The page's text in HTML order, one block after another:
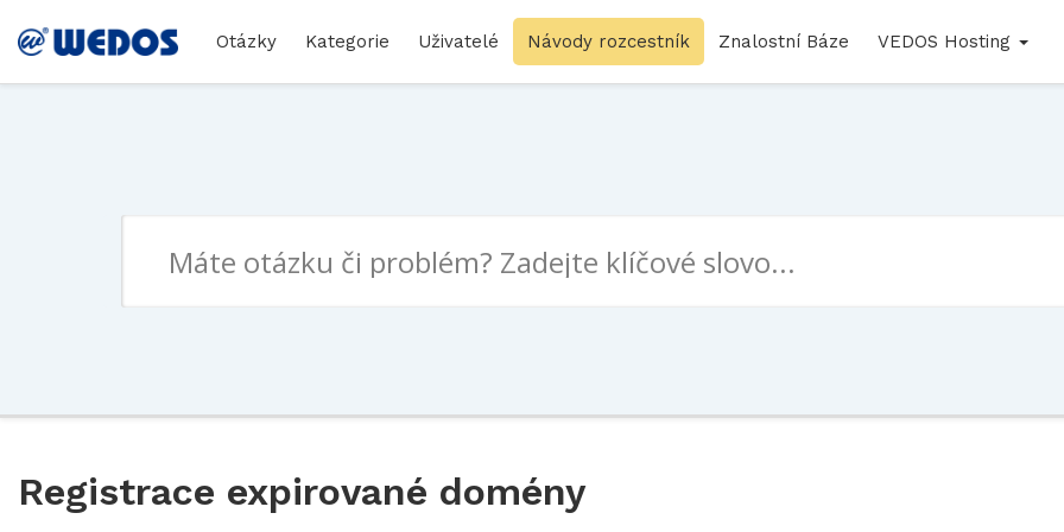
Otázky Kategorie Uživatelé Návody rozcestník Znalostní Báze VEDOS Hosting
Registrace expirované domény